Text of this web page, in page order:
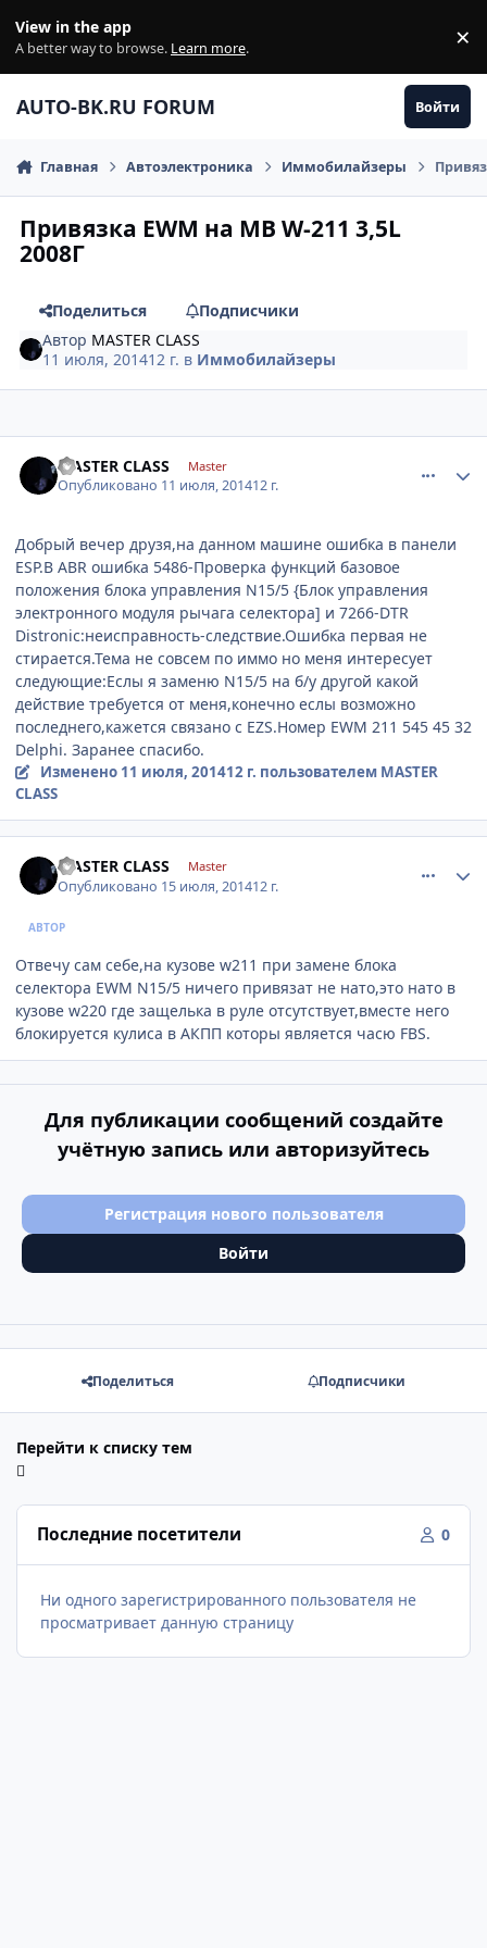
View in the app
A better way to browse. Learn more. ×
AUTO-BK.RU FORUM Войти
Главная Автоэлектроника Иммобилайзеры
Привязка EWM на MB W-211 3,5L
2008Г
Поделиться
Подписчики
Автор MASTER CLASS
11 июля, 201412 г. в Иммобилайзеры
MASTER CLASS Master
Опубликовано 11 июля, 201412 г.
Добрый вечер друзя,на данном машине ошибка в панели
ESP.В ABR ошибка 5486-Проверка функций базовое
положения блока управления N15/5 {Блок управления
электронного модуля рычага селектора] и 7266-DTR
Distronic:неисправность-следствие.Ошибка первая не
стирается.Тема не совсем по иммо но меня интересует
следующие:Еслы я заменю N15/5 на б/у другой какой
действие требуется от меня,конечно еслы возможно
последнего,кажется связано с EZS.Номер EWM 211 545 45 32
Delphi. Заранее спасибо.
Изменено 11 июля, 201412 г. пользователем MASTER
CLASS
MASTER CLASS Master
Опубликовано 15 июля, 201412 г.
АВТОР
Отвечу сам себе,на кузове w211 при замене блока
селектора EWM N15/5 ничего привязат не нато,это нато в
кузове w220 где защелька в руле отсутствует,вместе него
блокируется кулиса в АКПП которы является часю FBS.
Для публикации сообщений создайте
учётную запись или авторизуйтесь
Регистрация нового пользователя
Войти
Поделиться Подписчики
Перейти к списку тем
Последние посетители 0
Ни одного зарегистрированного пользователя не
просматривает данную страницу